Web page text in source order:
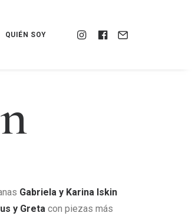
QUIÉN SOY
n
Gabriela y Karina Iskin
y Greta con piezas más